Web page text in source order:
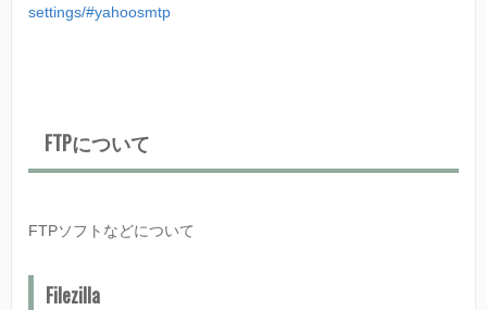
settings/#yahoosmtp
FTPについて
FTPソフトなどについて
Filezilla